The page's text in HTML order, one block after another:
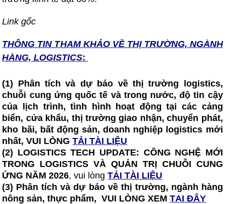
Link gốc
THÔNG TIN THAM KHẢO VỀ THỊ TRƯỜNG, NGÀNH
HÀNG, LOGISTICS:
(1) Phân tích và dự báo về thị trường logistics,
chuỗi cung ứng quốc tế và trong nước, độ tin cậy
của lịch trình, tình hình hoạt động tại các cảng
biển, cửa khẩu, thị trường giao nhận, chuyển phát,
kho bãi, bất động sản, doanh nghiệp logistics mới
nhất, VUI LÒNGTẢI TÀI LIỆU
(2) LOGISTICS TECH UPDATE: CÔNG NGHỆ MỚI
TRONG LOGISTICS VÀ QUẢN TRỊ CHUỖI CUNG
ỨNG NĂM 2026, vui lòngTẢI TÀI LIỆU
(3) Phân tích và dự báo về thị trường, ngành hàng
nông sản, thực phẩm, VUI LÒNG XEMTẠI ĐÂY